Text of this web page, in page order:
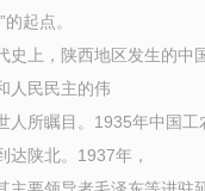
起点。
史上，陕西地区发生的中
人民民主的伟
人所瞩目。1935年中国工
达陕北。1937年，